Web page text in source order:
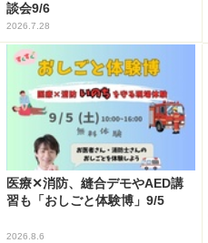
談会9/6
2026.7.28
医療✕消防、縫合デモやAED講
習も「おしごと体験博」9/5
2026.8.6